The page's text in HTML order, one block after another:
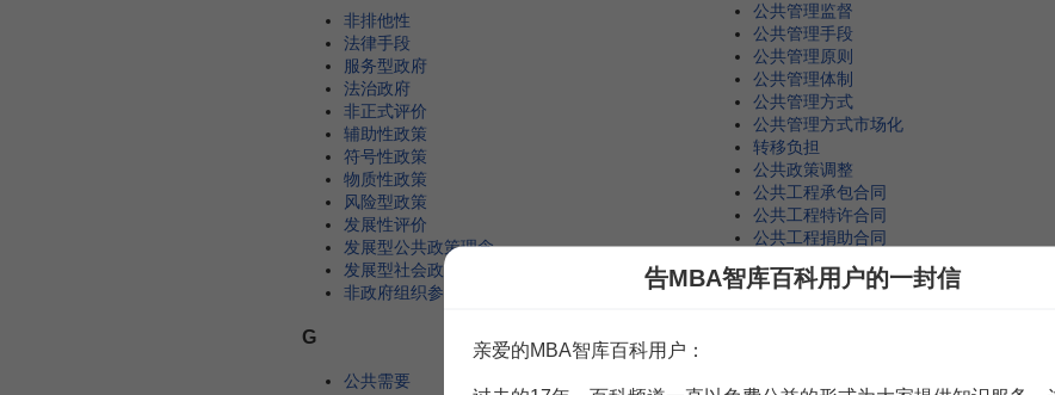
非排他性
法律手段
服务型政府
法治政府
非正式评价
辅助性政策
符号性政策
物质性政策
风险型政策
发展性评价
发展型公共政策理念
发展型社会政策
非政府组织参与治理
G
公共需要
公共管理监督
公共管理手段
公共管理原则
公共管理体制
公共管理方式
公共管理方式市场化
转移负担
公共政策调整
公共工程承包合同
公共工程特许合同
公共工程捐助合同
鼓励型政策
告MBA智库百科用户的一封信
亲爱的MBA智库百科用户：